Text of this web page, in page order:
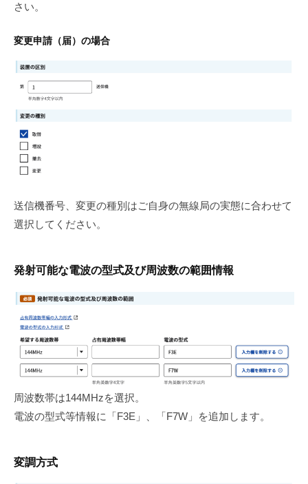
さい。
変更申請（届）の場合
送信機番号、変更の種別はご自身の無線局の実態に合わせて
選択してください。
発射可能な電波の型式及び周波数の範囲情報
周波数帯は144MHzを選択。
電波の型式等情報に「F3E」、「F7W」を追加します。
変調方式